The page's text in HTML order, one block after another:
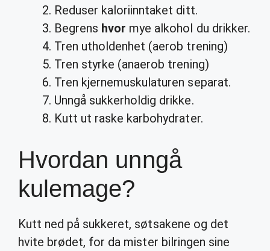
Reduser kaloriinntaket ditt.
Begrens hvor mye alkohol du drikker.
Tren utholdenhet (aerob trening)
Tren styrke (anaerob trening)
Tren kjernemuskulaturen separat.
Unngå sukkerholdig drikke.
Kutt ut raske karbohydrater.
Hvordan unngå
kulemage?
Kutt ned på sukkeret, søtsakene og det
hvite brødet, for da mister bilringen sine